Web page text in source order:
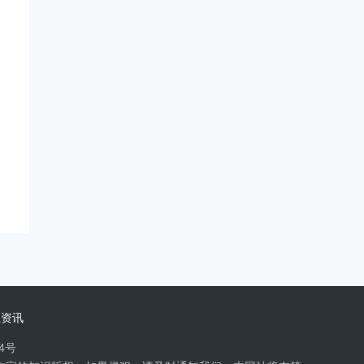
讯
号